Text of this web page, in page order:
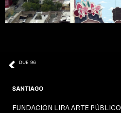
Prev
DUE 96
SANTIAGO
FUNDACIÓN LIRA ARTE PÚBLICO